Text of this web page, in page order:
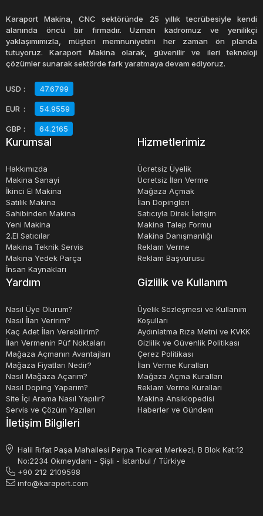
durumdadır. Bu makineler, genellikle üretici garantisi
altındadır ve yüksek kaliteli baskı işlemleri için idealdir.
Satılık sıfır serigrafi makineleri, birçok farklı marka ve
kapasitelerine bağlı olarak değişir.
Sahibinden satılık serigrafi makineleri, bireysel kullanıcılar
tarafından kullanılmış makinelerdir. Bu makineler,
makinası alım satım işlemleri, birçok farklı platformda
gerçekleştirilebilir. Bu platformlar, ikinci el eşya satan
mağazalar, online alışveriş siteleri veya ikinci el eşya satın
alma ve satma işlemlerini yöneten özel platformlar olabilir.
Sonuç olarak, serigrafi makineleri, baskı işlemleri için
gerekli olan özel cihazlardır. İkinci el serigrafi makineleri,
Satılık serigrafi makineleri, farklı marka ve modellerde
mevcuttur ve fiyatları, özelliklerine ve kapasitelerine bağlı
olarak değişir.
Karaport Makina, CNC sektöründe 25 yıllık tecrübesiyle kendi
alanında öncü bir firmadır. Uzman kadromuz ve yenilikçi
yaklaşımımızla, müşteri memnuniyetini her zaman ön planda
tutuyoruz. Karaport Makina olarak, güvenilir ve ileri teknoloji
çözümler sunarak sektörde fark yaratmaya devam ediyoruz.
USD : 47.6799
EUR : 54.9559
GBP : 64.2165
Kurumsal
Hakkımızda
Makina Sanayi
İkinci El Makina
Satılık Makina
Sahibinden Makina
Yeni Makina
2.El Satıcılar
Makina Teknik Servis
Makina Yedek Parça
İnsan Kaynakları
Hizmetlerimiz
Ücretsiz Üyelik
Ücretsiz İlan Verme
Mağaza Açmak
İlan Dopingleri
Satıcıyla Direk İletişim
Makina Talep Formu
Makina Danışmanlığı
Reklam Verme
Reklam Başvurusu
Yardım
Nasıl Üye Olurum?
Nasıl İlan Veririm?
Kaç Adet İlan Verebilirim?
İlan Vermenin Püf Noktaları
Mağaza Açmanın Avantajları
Mağaza Fiyatları Nedir?
Nasıl Mağaza Açarım?
Nasıl Doping Yaparım?
Site İçi Arama Nasıl Yapılır?
Servis ve Çözüm Yazıları
Gizlilik ve Kullanım
Üyelik Sözleşmesi ve Kullanım
Koşulları
Aydınlatma Rıza Metni ve KVKK
Gizlilik ve Güvenlik Politikası
Çerez Politikası
İlan Verme Kuralları
Mağaza Açma Kuralları
Reklam Verme Kuralları
Makina Ansiklopedisi
Haberler ve Gündem
İletişim Bilgileri
Halil Rıfat Paşa Mahallesi Perpa Ticaret Merkezi, B Blok Kat:12
No:2234 Okmeydanı - Şişli - İstanbul / Türkiye
+90 212 2109598
info@karaport.com